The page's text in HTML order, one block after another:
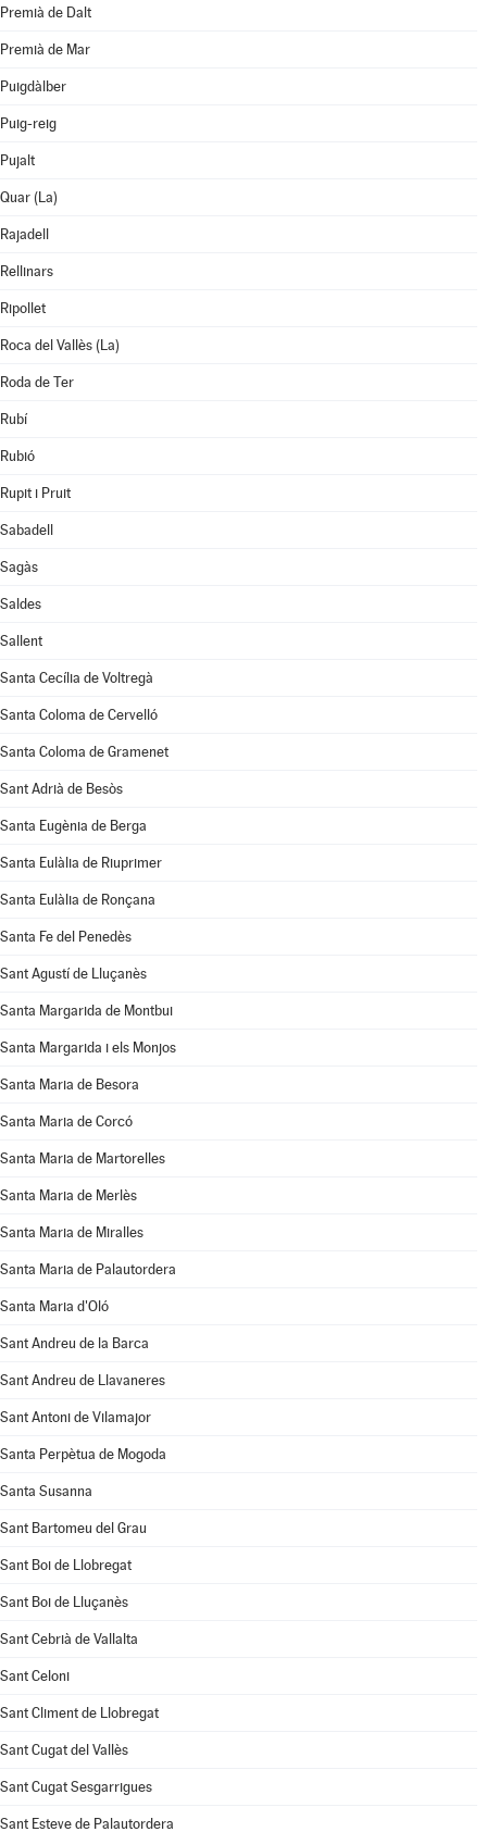
Premià de Dalt
Premià de Mar
Puigdàlber
Puig-reig
Pujalt
Quar (La)
Rajadell
Rellinars
Ripollet
Roca del Vallès (La)
Roda de Ter
Rubí
Rubió
Rupit i Pruit
Sabadell
Sagàs
Saldes
Sallent
Santa Cecília de Voltregà
Santa Coloma de Cervelló
Santa Coloma de Gramenet
Sant Adrià de Besòs
Santa Eugènia de Berga
Santa Eulàlia de Riuprimer
Santa Eulàlia de Ronçana
Santa Fe del Penedès
Sant Agustí de Lluçanès
Santa Margarida de Montbui
Santa Margarida i els Monjos
Santa Maria de Besora
Santa Maria de Corcó
Santa Maria de Martorelles
Santa Maria de Merlès
Santa Maria de Miralles
Santa Maria de Palautordera
Santa Maria d'Oló
Sant Andreu de la Barca
Sant Andreu de Llavaneres
Sant Antoni de Vilamajor
Santa Perpètua de Mogoda
Santa Susanna
Sant Bartomeu del Grau
Sant Boi de Llobregat
Sant Boi de Lluçanès
Sant Cebrià de Vallalta
Sant Celoni
Sant Climent de Llobregat
Sant Cugat del Vallès
Sant Cugat Sesgarrigues
Sant Esteve de Palautordera